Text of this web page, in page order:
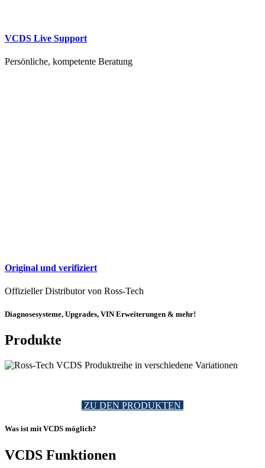
VCDS Live Support
Persönliche, kompetente Beratung
Original und verifiziert
Offizieller Distributor von Ross-Tech
Diagnosesysteme, Upgrades, VIN Erweiterungen & mehr!
Produkte
ZU DEN PRODUKTEN
Was ist mit VCDS möglich?
VCDS Funktionen